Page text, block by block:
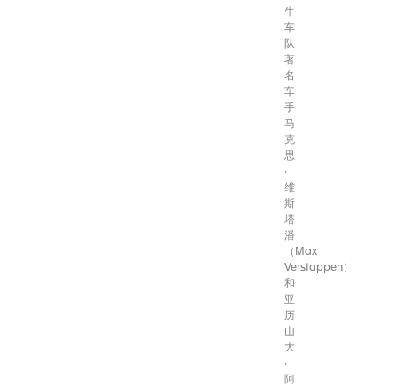
牛
车
队
著
名
车
手
马
克
思
·
维
斯
塔
潘
（Max
Verstappen）
和
亚
历
山
大
·
阿